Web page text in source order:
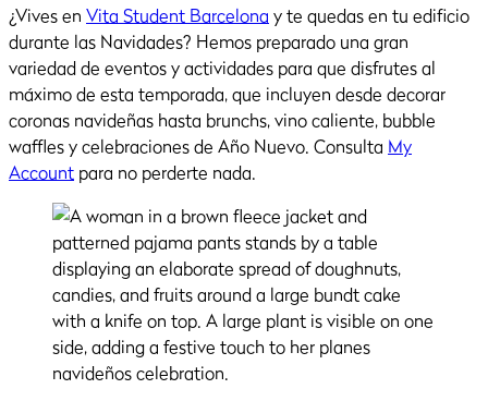
¿Vives en Vita Student Barcelona y te quedas en tu edificio
durante las Navidades? Hemos preparado una gran
variedad de eventos y actividades para que disfrutes al
máximo de esta temporada, que incluyen desde decorar
coronas navideñas hasta brunchs, vino caliente, bubble
waffles y celebraciones de Año Nuevo. Consulta My
Account para no perderte nada.